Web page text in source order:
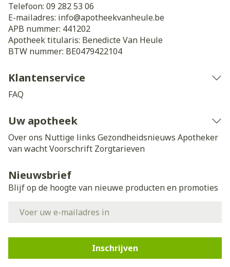
Telefoon: 09 282 53 06
E-mailadres: info@apotheekvanheule.be
APB nummer: 441202
Apotheek titularis: Benedicte Van Heule
BTW nummer: BE0479422104
Klantenservice
FAQ
Uw apotheek
Over ons Nuttige links Gezondheidsnieuws Apotheker
van wachtVoorschrift Zorgtarieven
Nieuwsbrief
Blijf op de hoogte van nieuwe producten en promoties
Inschrijven